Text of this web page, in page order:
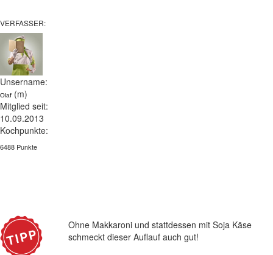
VERFASSER:
Unsername:
Olaf (m)
Mitglied seit:
10.09.2013
Kochpunkte:
6488 Punkte
Ohne Makkaroni und stattdessen mit Soja Käse
schmeckt dieser Auflauf auch gut!